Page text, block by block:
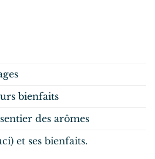
bienfaits
des arômes
et ses bienfaits.